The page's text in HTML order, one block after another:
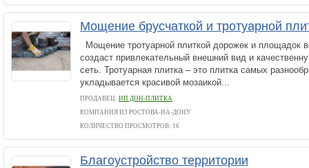
Мощение брусчаткой и тротуарной
Мощение тротуарной плиткой дорожек и площадок
создаст привлекательный внешний вид и
сеть. Тротуарная плитка – это плитка самых
укладывается красивой мозаикой...
ПРОДАВЕЦ: ИП ДОН-ПЛИТКА
КОМПАНИЯ ИЗ РОСТОВА-НА-ДОНУ
КОЛИЧЕСТВО ПРОСМОТРОВ: 16
Благоустройство территории